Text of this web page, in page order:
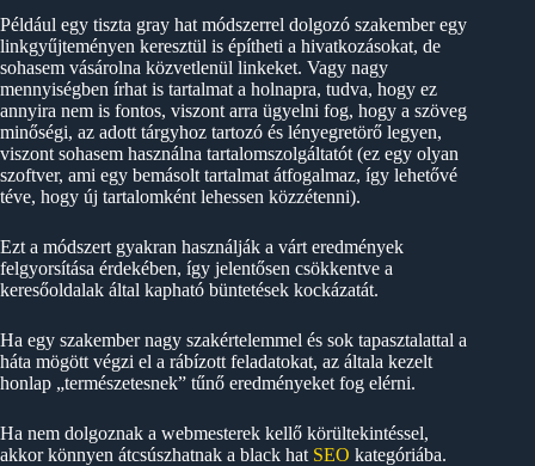
Például egy tiszta gray hat módszerrel dolgozó szakember egy
linkgyűjteményen keresztül is építheti a hivatkozásokat, de
sohasem vásárolna közvetlenül linkeket. Vagy nagy
mennyiségben írhat is tartalmat a holnapra, tudva, hogy ez
annyira nem is fontos, viszont arra ügyelni fog, hogy a szöveg
minőségi, az adott tárgyhoz tartozó és lényegretörő legyen,
viszont sohasem használna tartalomszolgáltatót (ez egy olyan
szoftver, ami egy bemásolt tartalmat átfogalmaz, így lehetővé
téve, hogy új tartalomként lehessen közzétenni).
Ezt a módszert gyakran használják a várt eredmények
felgyorsítása érdekében, így jelentősen csökkentve a
keresőoldalak által kapható büntetések kockázatát.
Ha egy szakember nagy szakértelemmel és sok tapasztalattal a
háta mögött végzi el a rábízott feladatokat, az általa kezelt
honlap „természetesnek” tűnő eredményeket fog elérni.
Ha nem dolgoznak a webmesterek kellő körültekintéssel,
akkor könnyen átcsúszhatnak a black hat SEO kategóriába.